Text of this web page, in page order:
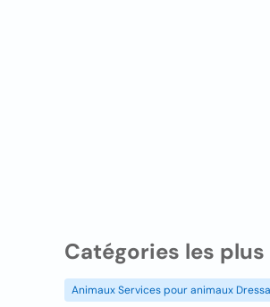
Catégories les
Animaux Services pour animaux